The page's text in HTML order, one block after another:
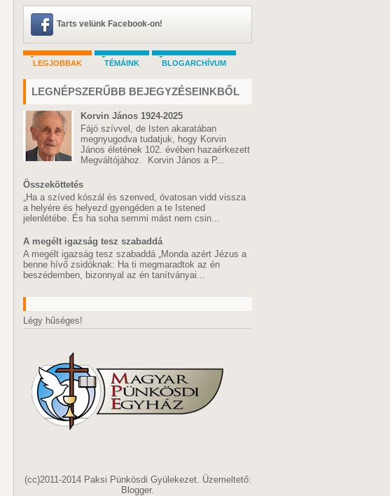
Tarts velünk Facebook-on!
LEGJOBBAK TÉMÁINK BLOGARCHÍVUM
LEGNÉPSZERŰBB BEJEGYZÉSEINKBŐL
Korvin János 1924-2025
Fájó szívvel, de Isten akaratában
megnyugodva tudatjuk, hogy Korvin
János életének 102. évében hazaérkezett
Megváltójához. Korvin János a P...
Összeköttetés
„Ha a szíved kószál és szenved, óvatosan vidd vissza
a helyére és helyezd gyengéden a te Istened
jelenlétébe. És ha soha semmi mást nem csin...
A megélt igazság tesz szabaddá
A megélt igazság tesz szabaddá „Monda azért Jézus a
benne hívő zsidóknak: Ha ti megmaradtok az én
beszédemben, bizonnyal az én tanítványai...
Légy hűséges!
(cc)2011-2014 Paksi Pünkösdi Gyülekezet. Üzemeltető:
Blogger.